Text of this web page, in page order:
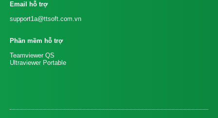
Email hỗ trợ
support1a@ttsoft.com.vn
Phần mềm hỗ trợ
Teamviewer QS
Ultraviewer Portable